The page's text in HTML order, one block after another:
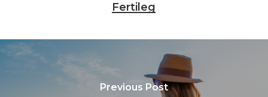
Fertileg
Previous Post